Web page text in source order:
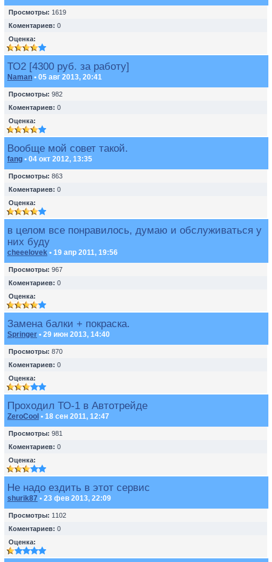
Просмотры: 1619
Коментариев: 0
Оценка:
ТО2 [4300 руб. за работу]
Naman • 05 авг 2013, 20:41
Просмотры: 982
Коментариев: 0
Оценка:
Вообще мой совет такой.
fang • 04 окт 2012, 13:35
Просмотры: 863
Коментариев: 0
Оценка:
в целом все понравилось, думаю и обслуживаться у
них буду
cheeelovek • 19 апр 2011, 19:56
Просмотры: 967
Коментариев: 0
Оценка:
Замена балки + покраска.
Springer • 29 июн 2013, 14:40
Просмотры: 870
Коментариев: 0
Оценка:
Проходил ТО-1 в Автотрейде
ZeroCool • 18 сен 2011, 12:47
Просмотры: 981
Коментариев: 0
Оценка:
Не надо ездить в этот сервис
shurik87 • 23 фев 2013, 22:09
Просмотры: 1102
Коментариев: 0
Оценка: